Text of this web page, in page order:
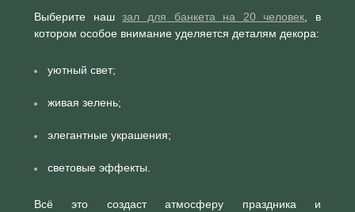
Выберите нашзал для банкета на 20 человек , в
котором особое внимание уделяется деталям декора:
уютный свет;
живая зелень;
элегантные украшения;
световые эффекты.
Всё это создаст атмосферу праздника и